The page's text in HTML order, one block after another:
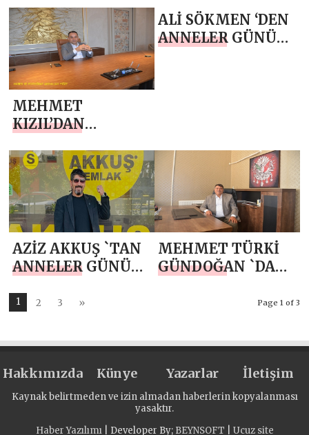
DR. FATİH
ŞİMGA`DAN
ANNELER GÜNÜ
MESAJI
ANNELER GÜNÜ
MESAJI
MEHMET
KIZIL’DAN
MESAJI
ALİ SÖKMEN ‘DEN
ANNELER GÜNÜ
AZİZ AKKUŞ `TAN
ANNELER GÜNÜ
MEHMET TÜRKİ
GÜNDOĞAN `DAN
Page 1 of 3
1 2 3 »
Hakkımızda Künye Yazarlar İletişim
Kaynak belirtmeden ve izin almadan haberlerin kopyalanması
yasaktır.
Haber Yazılımı| Developer By; BEYNSOFT Ucuz site